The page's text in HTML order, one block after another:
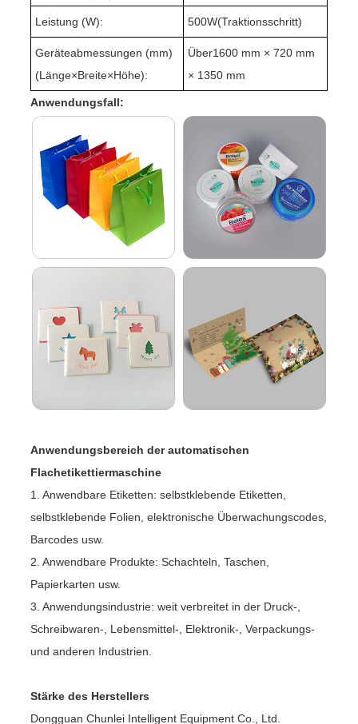
Leistung (W): 500W(Traktionsschritt)
Geräteabmessungen (mm)
(Länge×Breite×Höhe):
Über1600 mm × 720 mm
× 1350 mm
Anwendungsfall:
Anwendungsbereich der automatischen
Flachetikettiermaschine
1. Anwendbare Etiketten: selbstklebende Etiketten,
selbstklebende Folien, elektronische Überwachungscodes,
Barcodes usw.
2. Anwendbare Produkte: Schachteln, Taschen,
Papierkarten usw.
3. Anwendungsindustrie: weit verbreitet in der Druck-,
Schreibwaren-, Lebensmittel-, Elektronik-, Verpackungs-
und anderen Industrien.
Stärke des Herstellers
Dongguan Chunlei Intelligent Equipment Co., Ltd.